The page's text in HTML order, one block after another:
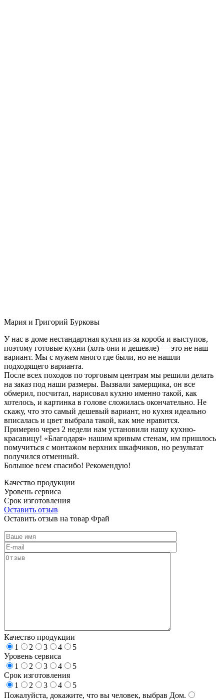
Мария и Григорий Бурковы
У нас в доме нестандартная кухня из-за короба и выступов,
поэтому готовые кухни (хоть они и дешевле) — это не наш
вариант. Мы с мужем много где были, но не нашли
подходящего варианта.
После всех походов по торговым центрам мы решили делать
на заказ под наши размеры. Вызвали замерщика, он все
обмерил, посчитал, нарисовал кухню именно такой, как
хотелось, и картинка в голове сложилась окончательно. Не
скажу, что это самый дешевый вариант, но кухня идеально
вписалась и цвет выбрала такой, как мне нравится.
Примерно через 2 недели нам установили нашу кухню-
красавицу! «Благодаря» нашим кривым стенам, им пришлось
помучиться с монтажом верхних шкафчиков, но результат
получился отменный.
Большое всем спасибо! Рекомендую!
Качество продукции
Уровень сервиса
Срок изготовления
Оставить отзыв
Оставить отзыв на товар Фрай
Качество продукции
1
2 3 4
5
Уровень сервиса
1
2 3 4
5
Срок изготовления
1
2 3 4
5
Пожалуйста, докажите, что вы человек, выбрав Дом.